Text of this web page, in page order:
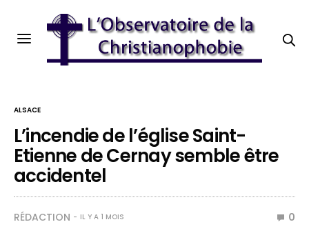
ALSACE
L’incendie de l’église Saint-
Etienne de Cernay semble être
accidentel
RÉDACTION IL Y A 1 MOIS 0